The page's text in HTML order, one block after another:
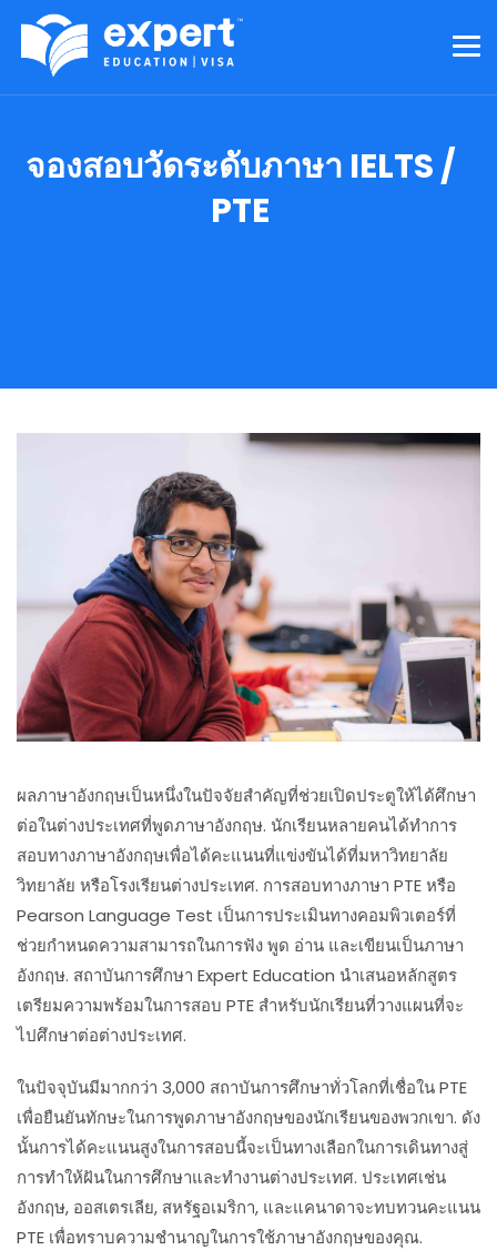
จองสอบวัดระดับภาษา IELTS /
PTE
ผลภาษาอังกฤษเป็นหนึ่งในปัจจัยสำคัญที่ช่วยเปิดประตูให้ได้ศึกษา
ต่อในต่างประเทศที่พูดภาษาอังกฤษ. นักเรียนหลายคนได้ทำการ
สอบทางภาษาอังกฤษเพื่อได้คะแนนที่แข่งขันได้ที่มหาวิทยาลัย
วิทยาลัย หรือโรงเรียนต่างประเทศ. การสอบทางภาษา PTE หรือ
Pearson Language Test เป็นการประเมินทางคอมพิวเตอร์ที่
ช่วยกำหนดความสามารถในการฟัง พูด อ่าน และเขียนเป็นภาษา
อังกฤษ. สถาบันการศึกษา Expert Education นำเสนอหลักสูตร
เตรียมความพร้อมในการสอบ PTE สำหรับนักเรียนที่วางแผนที่จะ
ไปศึกษาต่อต่างประเทศ.
ในปัจจุบันมีมากกว่า 3,000 สถาบันการศึกษาทั่วโลกที่เชื่อใน PTE
เพื่อยืนยันทักษะในการพูดภาษาอังกฤษของนักเรียนของพวกเขา. ดัง
นั้นการได้คะแนนสูงในการสอบนี้จะเป็นทางเลือกในการเดินทางสู่
การทำให้ฝันในการศึกษาและทำงานต่างประเทศ. ประเทศเช่น
อังกฤษ, ออสเตรเลีย, สหรัฐอเมริกา, และแคนาดาจะทบทวนคะแนน
PTE เพื่อทราบความชำนาญในการใช้ภาษาอังกฤษของคุณ.